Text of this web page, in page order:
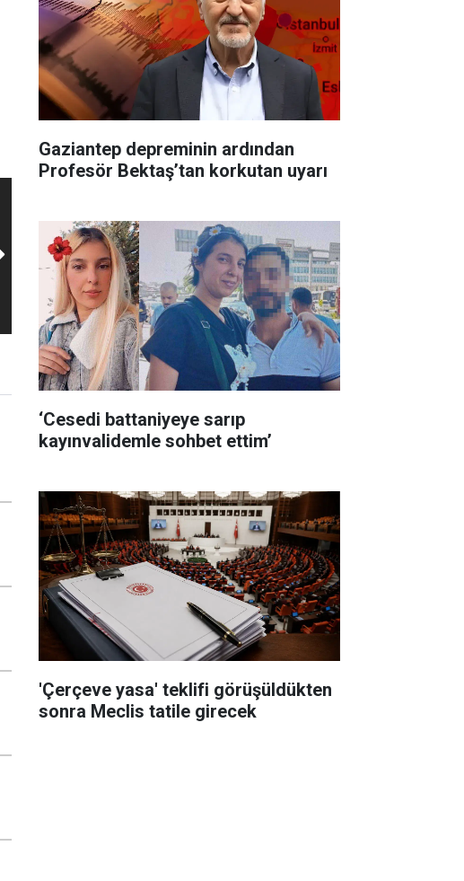
Gaziantep depreminin ardından
Profesör Bektaş’tan korkutan uyarı
‘Cesedi battaniyeye sarıp
kayınvalidemle sohbet ettim’
'Çerçeve yasa' teklifi görüşüldükten
sonra Meclis tatile girecek